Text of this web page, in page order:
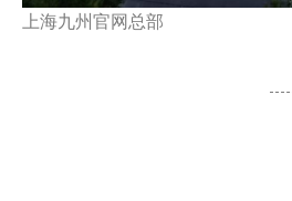
上海九州官网总部